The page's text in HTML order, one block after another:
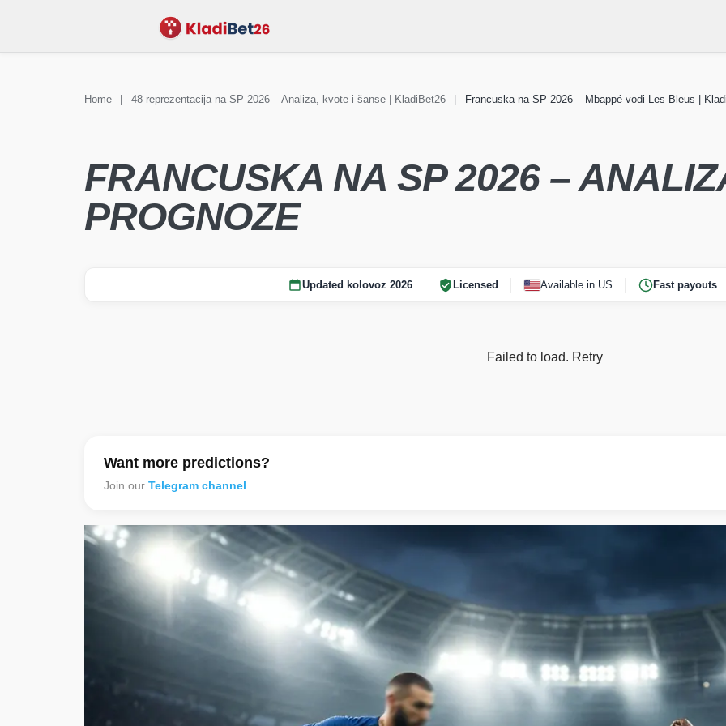
KLAĐENJE
Vijesti Svjetsko
Home 48 reprezentacija na SP 2026 – Analiza, kvote i šanse | KladiBet26 Francuska na SP 2026 – Mbappé vodi Les Bleus |
FRANCUSKA NA SP 2026 –
PROGNOZE
Updated kolovoz 2026 Licensed Available in US Fast payouts
Failed to load. Retry
Want more predictions?
Join our Telegram channel